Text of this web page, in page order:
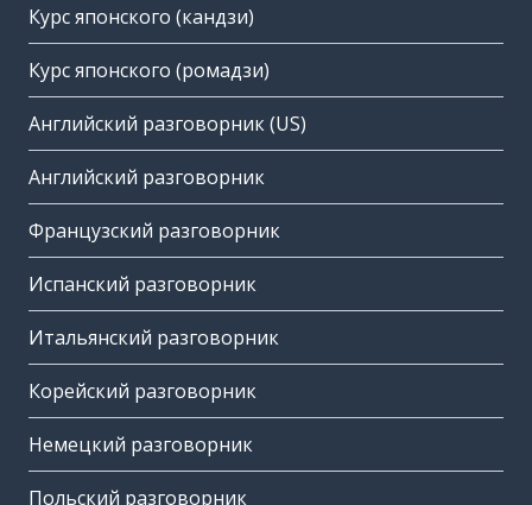
Курс японского (кандзи)
Курс японского (ромадзи)
Английский разговорник (US)
Английский разговорник
Французский разговорник
Испанский разговорник
Итальянский разговорник
Корейский разговорник
Немецкий разговорник
Польский разговорник